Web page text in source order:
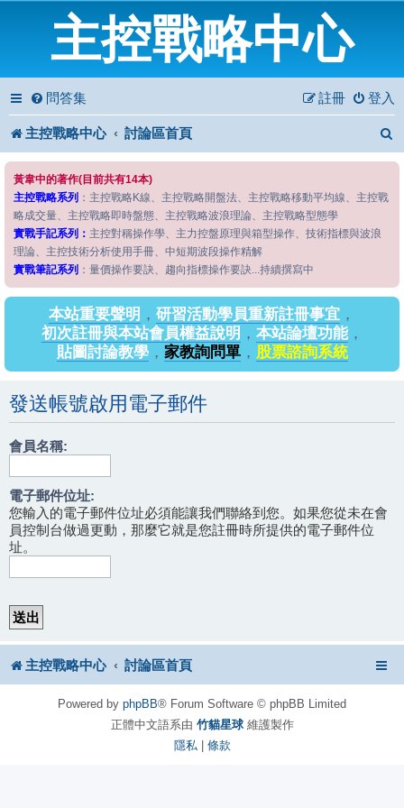
主控戰略中心
問答集 登入
註冊
主控戰略中心 討論區首頁
黃韋中的著作(目前共有14本)
主控戰略系列 ：主控戰略K線、主控戰略開盤法、主控戰略移動平均線、主控戰
略成交量、主控戰略即時盤態、主控戰略波浪理論、主控戰略型態學
實戰手記系列： 主控對稱操作學、主力控盤原理與箱型操作、技術指標與波浪
理論、主控技術分析使用手冊、中短期波段操作精解
實戰筆記系列 ：量價操作要訣、趨向指標操作要訣...持續撰寫中
本站重要聲明 ， 研習活動學員重新註冊事宜 ，
初次註冊與本站會員權益說明 ， 本站論壇功能，
貼圖討論教學， 家教詢問單， 股票諮詢系統
發送帳號啟用電子郵件
會員名稱:
電子郵件位址:
您輸入的電子郵件位址必須能讓我們聯絡到您。如果您從未在會
員控制台做過更動，那麼它就是您註冊時所提供的電子郵件位
址。
主控戰略中心 討論區首頁
Powered by phpBB® Forum Software © phpBB Limited
正體中文語系由 竹貓星球維護製作
隱私 | 條款